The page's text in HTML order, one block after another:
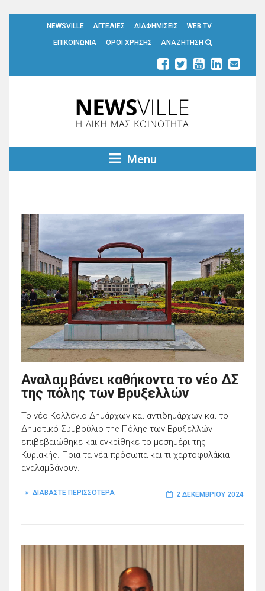
NEWSVILLE ΑΓΓΕΛΙΕΣ ΔΙΑΦΗΜΙΣΕΙΣ
WEB TV
ΕΠΙΚΟΙΝΩΝΙΑ
ΟΡΟΙ ΧΡΗΣΗΣ ΑΝΑΖΗΤΗΣΗ
Menu
Αναλαμβάνει καθήκοντα το νέο ΔΣ
της πόλης των Βρυξελλών
Το νέο Κολλέγιο Δημάρχων και αντιδημάρχων και το
Δημοτικό Συμβούλιο της Πόλης των Βρυξελλών
επιβεβαιώθηκε και εγκρίθηκε το μεσημέρι της
Κυριακής. Ποια τα νέα πρόσωπα και τι χαρτοφυλάκια
αναλαμβάνουν.
ΔΙΑΒΑΣΤΕ ΠΕΡΙΣΣΟΤΕΡΑ 2 ΔΕΚΕΜΒΡΊΟΥ 2024